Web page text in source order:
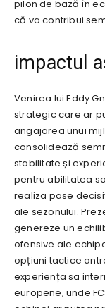
pilon de bază în
că va contribui
impactul
Venirea lui Eddy
strategic care ar
angajarea unui
consolidează
stabilitate și
pentru abilitatea
realiza pase
ale sezonului.
genereze un
ofensive ale
opțiuni tactice
experiența sa
europene, unde